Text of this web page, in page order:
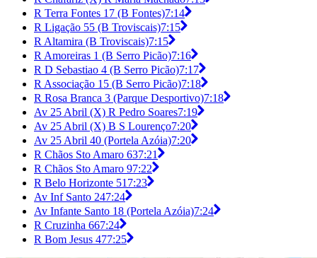
R Terra Fontes 17 (B Fontes)7:14
R Ligação 55 (B Troviscais)7:15
R Altamira (B Troviscais)7:15
R Amoreiras 1 (B Serro Picão)7:16
R D Sebastiao 4 (B Serro Picão)7:17
R Associação 15 (B Serro Picão)7:18
R Rosa Branca 3 (Parque Desportivo)7:18
Av 25 Abril (X) R Pedro Soares7:19
Av 25 Abril (X) B S Lourenço7:20
Av 25 Abril 40 (Portela Azóia)7:20
R Chãos Sto Amaro 637:21
R Chãos Sto Amaro 97:22
R Belo Horizonte 51 7:23
Av Inf Santo 247:24
Av Infante Santo 18 (Portela Azóia)7:24
R Cruzinha 667:24
R Bom Jesus 477:25